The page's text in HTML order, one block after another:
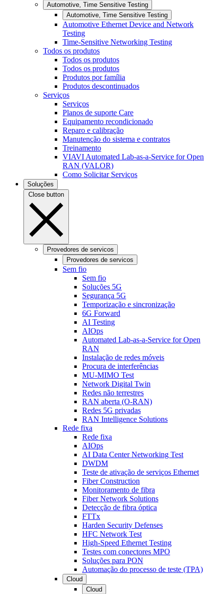
Automotive, Time Sensitive Testing
Automotive, Time Sensitive Testing
Automotive Ethernet Device and Network
Testing
Time-Sensitive Networking Testing
Todos os produtos
Todos os produtos
Todos os produtos
Produtos por família
Produtos descontinuados
Serviços
Serviços
Planos de suporte Care
Equipamento recondicionado
Reparo e calibração
Manutenção do sistema e contratos
Treinamento
VIAVI Automated Lab-as-a-Service for Open
RAN (VALOR)
Como Solicitar Serviços
Soluções
Close button
Provedores de servicos
Provedores de servicos
Sem fio
Sem fio
Soluções 5G
Segurança 5G
Temporização e sincronização
6G Forward
AI Testing
AIOps
Automated Lab-as-a-Service for Open
RAN
Instalação de redes móveis
Procura de interferências
MU-MIMO Test
Network Digital Twin
Redes não terrestres
RAN aberta (O-RAN)
Redes 5G privadas
RAN Intelligence Solutions
Rede fixa
Rede fixa
AIOps
AI Data Center Networking Test
DWDM
Teste de ativação de serviços Ethernet
Fiber Construction
Monitoramento de fibra
Fiber Network Solutions
Detecção de fibra óptica
FTTx
Harden Security Defenses
HFC Network Test
High-Speed Ethernet Testing
Testes com conectores MPO
Soluções para PON
Automação do processo de teste (TPA)
Cloud
Cloud